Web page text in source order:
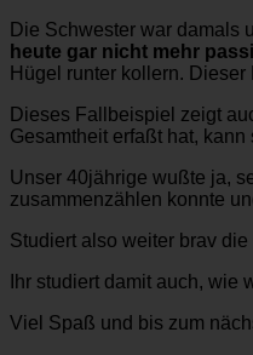
Die Schwester war damals
heute gar nicht mehr
Hügel runter kollern.
Dieses Fallbeispiel zeigt
Gesamtheit erfaßt hat,
Unser 40jährige wußte ja,
zusammenzählen konnte
Studiert also weiter brav
Ihr studiert damit auch, wie
Viel Spaß und bis zum